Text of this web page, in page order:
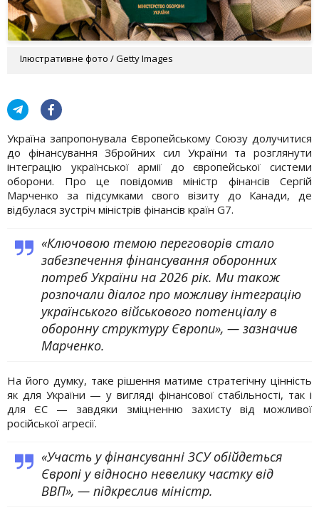
Ілюстративне фото / Getty Images
Україна запропонувала Європейському Союзу долучитися
до фінансування Збройних сил України та розглянути
інтеграцію української армії до європейської системи
оборони. Про це повідомив міністр фінансів Сергій
Марченко за підсумками свого візиту до Канади, де
відбулася зустріч міністрів фінансів країн G7.
«Ключовою темою переговорів стало
забезпечення фінансування оборонних
потреб України на 2026 рік. Ми також
розпочали діалог про можливу інтеграцію
українського військового потенціалу в
оборонну структуру Європи», — зазначив
Марченко.
На його думку, таке рішення матиме стратегічну цінність
як для України — у вигляді фінансової стабільності, так і
для ЄС — завдяки зміцненню захисту від можливої
російської агресії.
«Участь у фінансуванні ЗСУ обійдеться
Європі у відносно невелику частку від
ВВП», — підкреслив міністр.